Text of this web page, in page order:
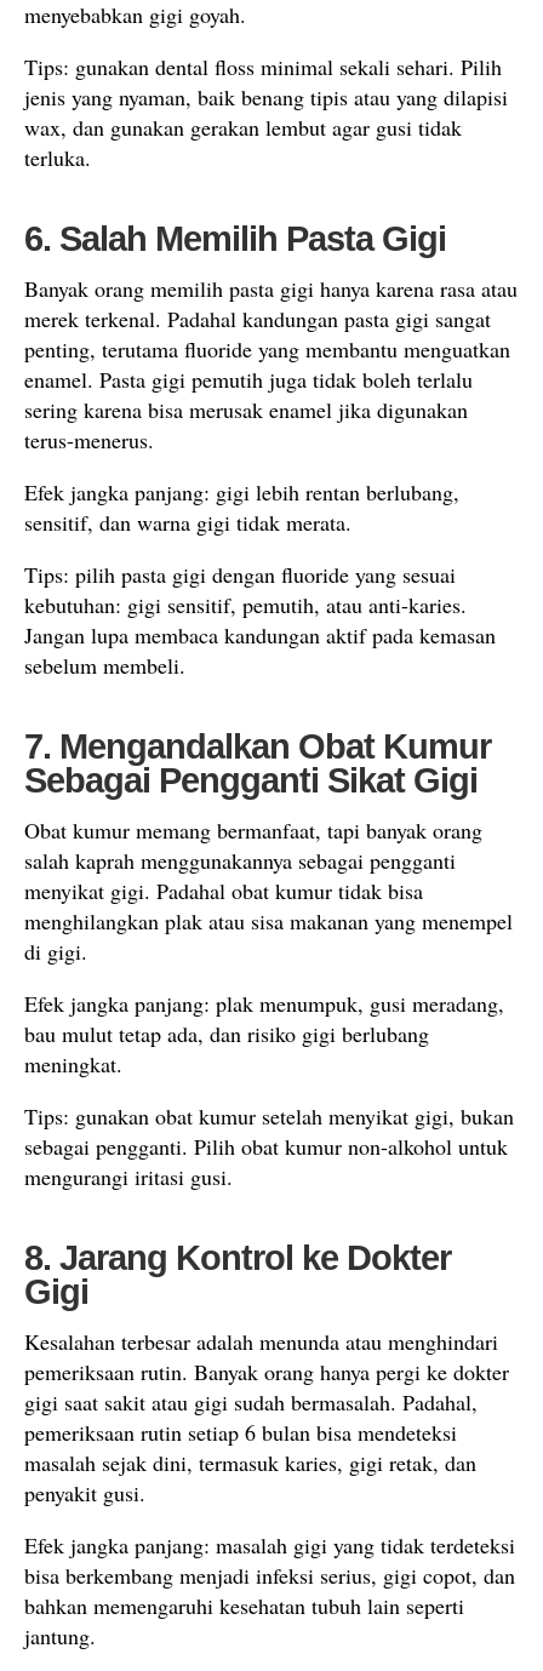
menyebabkan gigi goyah.
Tips: gunakan dental floss minimal sekali sehari. Pilih
jenis yang nyaman, baik benang tipis atau yang dilapisi
wax, dan gunakan gerakan lembut agar gusi tidak
terluka.
6. Salah Memilih Pasta Gigi
Banyak orang memilih pasta gigi hanya karena rasa atau
merek terkenal. Padahal kandungan pasta gigi sangat
penting, terutama fluoride yang membantu menguatkan
enamel. Pasta gigi pemutih juga tidak boleh terlalu
sering karena bisa merusak enamel jika digunakan
terus-menerus.
Efek jangka panjang: gigi lebih rentan berlubang,
sensitif, dan warna gigi tidak merata.
Tips: pilih pasta gigi dengan fluoride yang sesuai
kebutuhan: gigi sensitif, pemutih, atau anti-karies.
Jangan lupa membaca kandungan aktif pada kemasan
sebelum membeli.
7. Mengandalkan Obat Kumur
Sebagai Pengganti Sikat Gigi
Obat kumur memang bermanfaat, tapi banyak orang
salah kaprah menggunakannya sebagai pengganti
menyikat gigi. Padahal obat kumur tidak bisa
menghilangkan plak atau sisa makanan yang menempel
di gigi.
Efek jangka panjang: plak menumpuk, gusi meradang,
bau mulut tetap ada, dan risiko gigi berlubang
meningkat.
Tips: gunakan obat kumur setelah menyikat gigi, bukan
sebagai pengganti. Pilih obat kumur non-alkohol untuk
mengurangi iritasi gusi.
8. Jarang Kontrol ke Dokter
Gigi
Kesalahan terbesar adalah menunda atau menghindari
pemeriksaan rutin. Banyak orang hanya pergi ke dokter
gigi saat sakit atau gigi sudah bermasalah. Padahal,
pemeriksaan rutin setiap 6 bulan bisa mendeteksi
masalah sejak dini, termasuk karies, gigi retak, dan
penyakit gusi.
Efek jangka panjang: masalah gigi yang tidak terdeteksi
bisa berkembang menjadi infeksi serius, gigi copot, dan
bahkan memengaruhi kesehatan tubuh lain seperti
jantung.